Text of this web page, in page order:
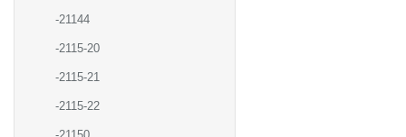
-21144
-2115-20
-2115-21
-2115-22